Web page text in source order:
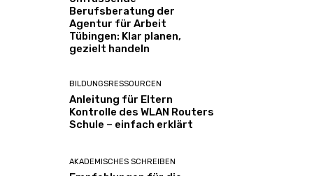
Berufsberatung der
Agentur für Arbeit
Tübingen: Klar planen,
gezielt handeln
BILDUNGSRESSOURCEN
Anleitung für Eltern
Kontrolle des WLAN Routers
Schule – einfach erklärt
AKADEMISCHES SCHREIBEN